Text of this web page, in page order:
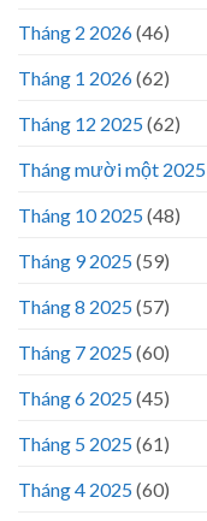
Tháng 2 2026(46)
Tháng 1 2026(62)
Tháng 12 2025(62)
Tháng mười một 2025
Tháng 10 2025(48)
Tháng 9 2025(59)
Tháng 8 2025(57)
Tháng 7 2025(60)
Tháng 6 2025(45)
Tháng 5 2025(61)
Tháng 4 2025(60)